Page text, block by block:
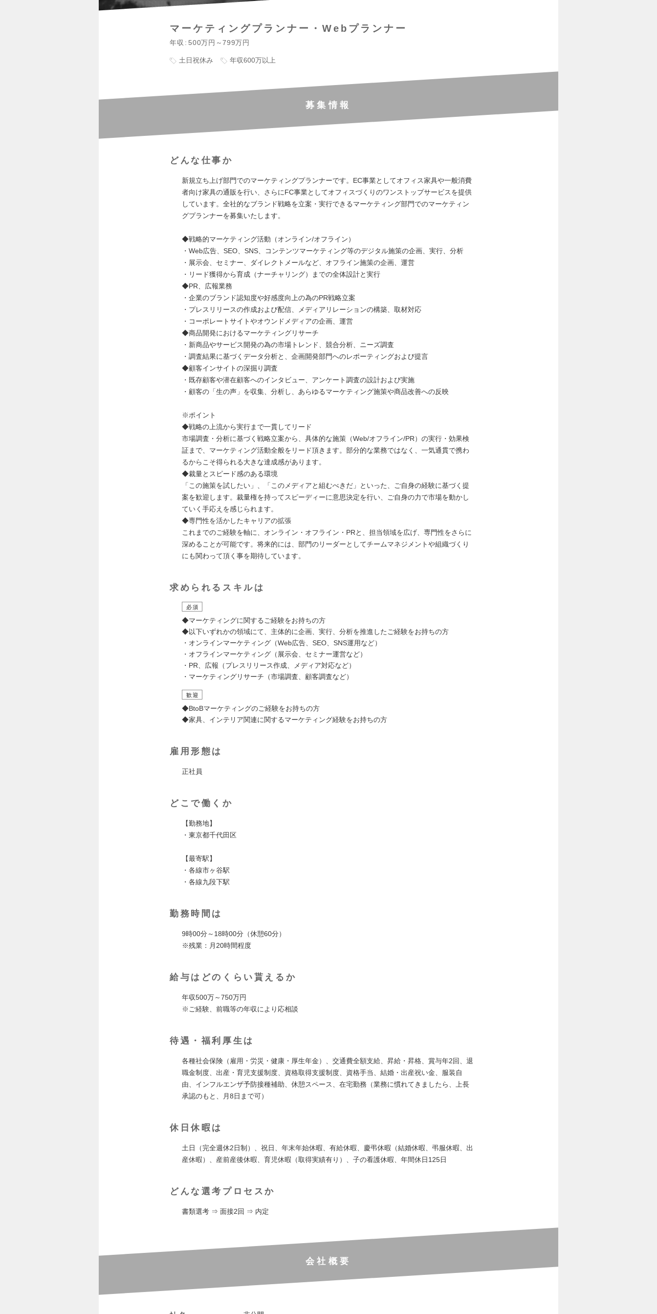
マーケティングプランナー・Webプランナー
年収 500万円～799万円
土日祝休み 年収600万以上
募集情報
どんな仕事か
新規立ち上げ部門でのマーケティングプランナーです。EC事業としてオフィス家具や一般消費
者向け家具の通販を行い、さらにFC事業としてオフィスづくりのワンストップサービスを提供
しています。全社的なブランド戦略を立案・実行できるマーケティング部門でのマーケティン
グプランナーを募集いたします。
◆戦略的マーケティング活動（オンライン/オフライン）
・Web広告、SEO、SNS、コンテンツマーケティング等のデジタル施策の企画、実行、分析
・展示会、セミナー、ダイレクトメールなど、オフライン施策の企画、運営
・リード獲得から育成（ナーチャリング）までの全体設計と実行
◆PR、広報業務
・企業のブランド認知度や好感度向上の為のPR戦略立案
・プレスリリースの作成および配信、メディアリレーションの構築、取材対応
・コーポレートサイトやオウンドメディアの企画、運営
◆商品開発におけるマーケティングリサーチ
・新商品やサービス開発の為の市場トレンド、競合分析、ニーズ調査
・調査結果に基づくデータ分析と、企画開発部門へのレポーティングおよび提言
◆顧客インサイトの深掘り調査
・既存顧客や潜在顧客へのインタビュー、アンケート調査の設計および実施
・顧客の「生の声」を収集、分析し、あらゆるマーケティング施策や商品改善への反映
※ポイント
◆戦略の上流から実行まで一貫してリード
市場調査・分析に基づく戦略立案から、具体的な施策（Web/オフライン/PR）の実行・効果検
証まで、マーケティング活動全般をリード頂きます。部分的な業務ではなく、一気通貫で携わ
るからこそ得られる大きな達成感があります。
◆裁量とスピード感のある環境
「この施策を試したい」、「このメディアと組むべきだ」といった、ご自身の経験に基づく提
案を歓迎します。裁量権を持ってスピーディーに意思決定を行い、ご自身の力で市場を動かし
ていく手応えを感じられます。
◆専門性を活かしたキャリアの拡張
これまでのご経験を軸に、オンライン・オフライン・PRと、担当領域を広げ、専門性をさらに
深めることが可能です。将来的には、部門のリーダーとしてチームマネジメントや組織づくり
にも関わって頂く事を期待しています。
求められるスキルは
必須
◆マーケティングに関するご経験をお持ちの方
◆以下いずれかの領域にて、主体的に企画、実行、分析を推進したご経験をお持ちの方
・オンラインマーケティング（Web広告、SEO、SNS運用など）
・オフラインマーケティング（展示会、セミナー運営など）
・PR、広報（プレスリリース作成、メディア対応など）
・マーケティングリサーチ（市場調査、顧客調査など）
歓迎
◆BtoBマーケティングのご経験をお持ちの方
◆家具、インテリア関連に関するマーケティング経験をお持ちの方
雇用形態は
正社員
どこで働くか
【勤務地】
・東京都千代田区
【最寄駅】
・各線市ヶ谷駅
・各線九段下駅
勤務時間は
9時00分～18時00分（休憩60分）
※残業：月20時間程度
給与はどのくらい貰えるか
年収500万～750万円
※ご経験、前職等の年収により応相談
待遇・福利厚生は
各種社会保険（雇用・労災・健康・厚生年金）、交通費全額支給、昇給・昇格、賞与年2回、退
職金制度、出産・育児支援制度、資格取得支援制度、資格手当、結婚・出産祝い金、服装自
由、インフルエンザ予防接種補助、休憩スペース、在宅勤務（業務に慣れてきましたら、上長
承認のもと、月8日まで可）
休日休暇は
土日（完全週休2日制）、祝日、年末年始休暇、有給休暇、慶弔休暇（結婚休暇、弔服休暇、出
産休暇）、産前産後休暇、育児休暇（取得実績有り）、子の看護休暇、年間休日125日
どんな選考プロセスか
書類選考 ⇒ 面接2回 ⇒ 内定
会社概要